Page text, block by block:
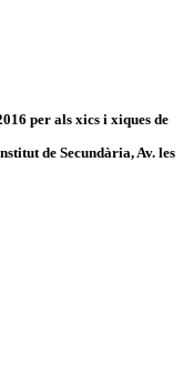
per als xics i xiques de
de Secundària, Av. les